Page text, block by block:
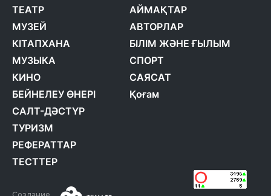
ТЕАТР
МУЗЕЙ
КІТАПХАНА
МУЗЫКА
КИНО
БЕЙНЕЛЕУ ӨНЕРІ
САЛТ-ДӘСТҮР
ТУРИЗМ
РЕФЕРАТТАР
ТЕСТТЕР
АЙМАҚТАР
АВТОРЛАР
БІЛІМ ЖӘНЕ ҒЫЛЫМ
СПОРТ
САЯСАТ
Қоғам